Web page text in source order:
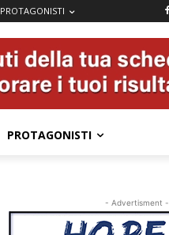
PROTAGONISTI
PROTAGONISTI
- Advertisment -